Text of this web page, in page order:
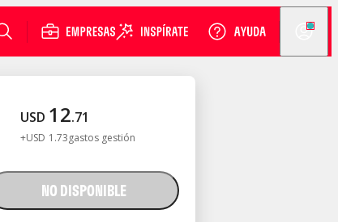
USD 12.71
+USD 1 .73gastos gestión
NO DISPONIBLE